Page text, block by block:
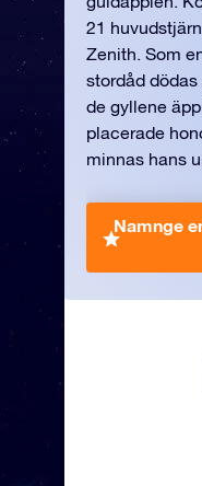
21
Zenith. Som
stordåd
de gyllene
placerade
minnas hans
Namnge